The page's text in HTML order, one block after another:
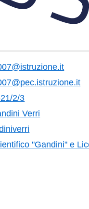
2/3
Verri
"Gandini" e